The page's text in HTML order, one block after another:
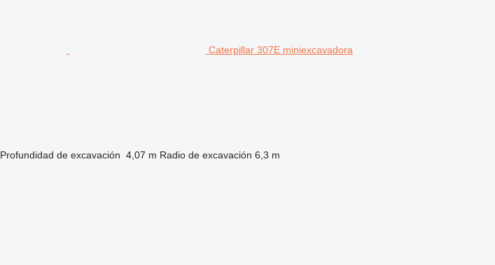
Caterpillar 307E miniexcavadora
Profundidad de excavación 4,07 m Radio de excavación 6,3 m